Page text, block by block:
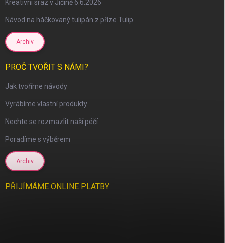
Kreativní sraz v Jičíně 6.6.2026
Návod na háčkovaný tulipán z příze Tulip
Archiv
PROČ TVOŘIT S NÁMI?
Jak tvoříme návody
Vyrábíme vlastní produkty
Nechte se rozmazlit naší péčí
Poradíme s výběrem
Archiv
PŘIJÍMÁME ONLINE PLATBY